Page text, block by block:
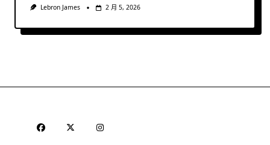
Lebron James 2 月 5, 2026